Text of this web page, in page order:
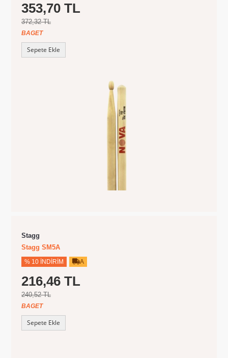
353,70 TL
372,32 TL
BAGET
Sepete Ekle
Stagg
Stagg SM5A
% 10 İNDIRIM A
216,46 TL
240,52 TL
BAGET
Sepete Ekle